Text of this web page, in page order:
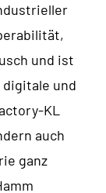
und ist
und
KL
auch
ganz